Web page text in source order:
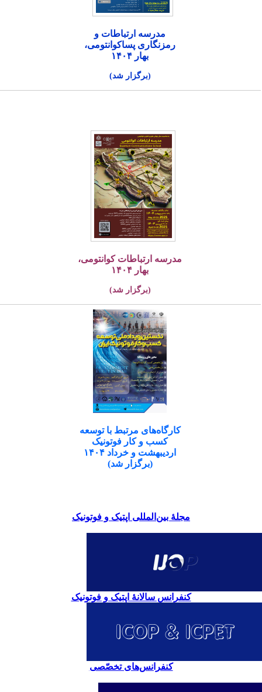
مدرسه ارتباطات و
رمزنگاری پساکوانتومی،
بهار ۱۴۰۴
(برگزار شد)
مدرسه ارتباطات کوانتومی،
بهار ۱۴۰۴
(برگزار شد)
کارگاه‌های مرتبط با توسعه
کسب و کار فوتونیک
اردیبهشت و خرداد ۱۴۰۴
(برگزار شد)
مجلۀ بین‌المللی اپتیک و فوتونیک
کنفرانس سالانۀ اپتیک و فوتونیک
کنفرانس‌های تخصّصی